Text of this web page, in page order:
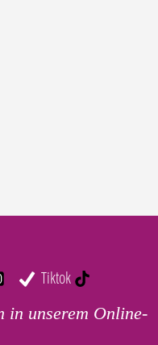
Tiktok
in unserem Online-